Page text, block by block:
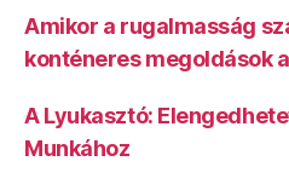
Amikor a rugalmasság
konténeres megoldások
A Lyukasztó:
Munkához